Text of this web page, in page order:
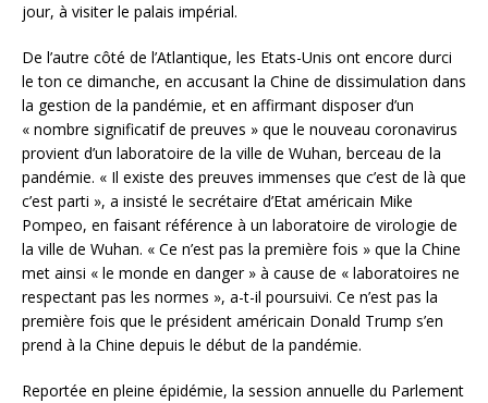
jour, à visiter le palais impérial.
De l’autre côté de l’Atlantique, les Etats-Unis ont encore durci
le ton ce dimanche, en accusant la Chine de dissimulation dans
la gestion de la pandémie, et en affirmant disposer d’un
« nombre significatif de preuves » que le nouveau coronavirus
provient d’un laboratoire de la ville de Wuhan, berceau de la
pandémie. « Il existe des preuves immenses que c’est de là que
c’est parti », a insisté le secrétaire d’Etat américain Mike
Pompeo, en faisant référence à un laboratoire de virologie de
la ville de Wuhan. « Ce n’est pas la première fois » que la Chine
met ainsi « le monde en danger » à cause de « laboratoires ne
respectant pas les normes », a-t-il poursuivi. Ce n’est pas la
première fois que le président américain Donald Trump s’en
prend à la Chine depuis le début de la pandémie.
Reportée en pleine épidémie, la session annuelle du Parlement